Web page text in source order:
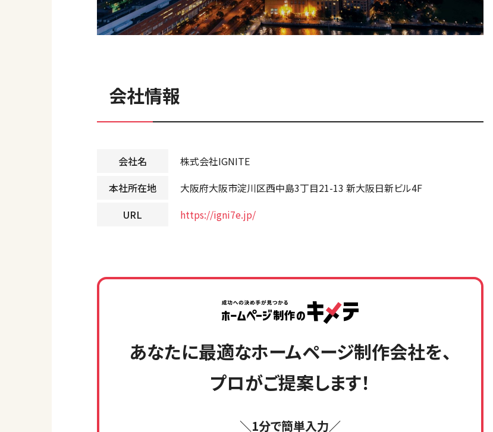
会社情報
会社名
株式会社IGNITE
本社所在地
大阪府大阪市淀川区西中島3丁目21-13 新大阪日新ビル4F
URL
https://igni7e.jp/
あなたに最適なホームページ制作会社を、
プロがご提案します！
＼1分で簡単入力／